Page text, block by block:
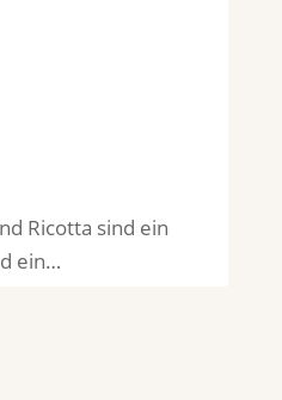
Ricotta sind ein
ein…